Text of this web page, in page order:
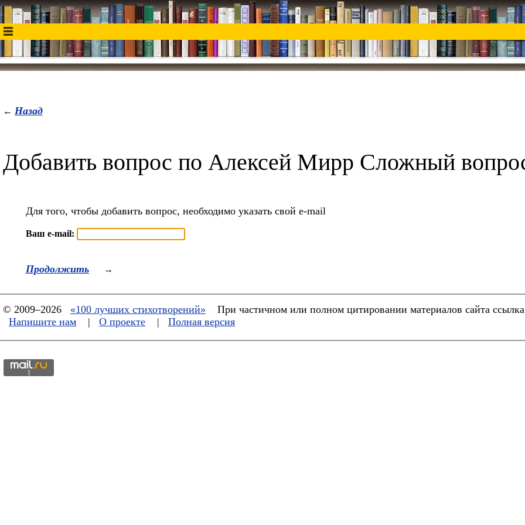
← Назад
Добавить вопрос по Алексей Мирр Сложный
Для того, чтобы добавить вопрос, необходимо указать свой e-mail
Ваш e-mail:
Продолжить →
© 2009–2026 «100 лучших стихотворений»
При частичном или полном цитировании материалов сайта
Напишите нам
| О проекте | Полная версия